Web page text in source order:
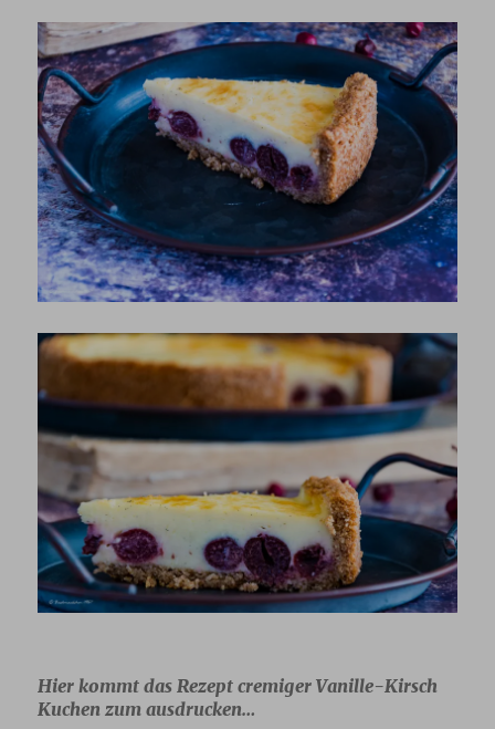
Hier kommt das Rezept cremiger Vanille-Kirsch
Kuchen zum ausdrucken…